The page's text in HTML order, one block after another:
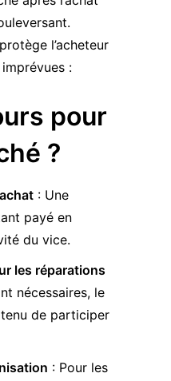
l’acheteur
:
pour
?
: Une
payé en
du vice.
les réparations
nécessaires, le
de participer
: Pour les